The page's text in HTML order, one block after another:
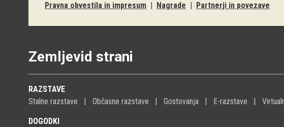
Pravna obvestila in impresum | Nagrade | Partnerji in povezave
Zemljevid strani
RAZSTAVE
Stalne razstave
Občasne razstave Gostovanja E-razstave
DOGODKI